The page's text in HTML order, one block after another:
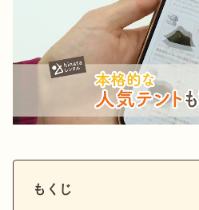
もくじ